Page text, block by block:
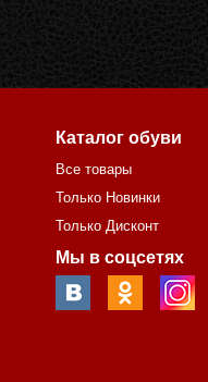
Каталог обуви
Все товары
Только Новинки
Только Дисконт
Мы в соцсетях